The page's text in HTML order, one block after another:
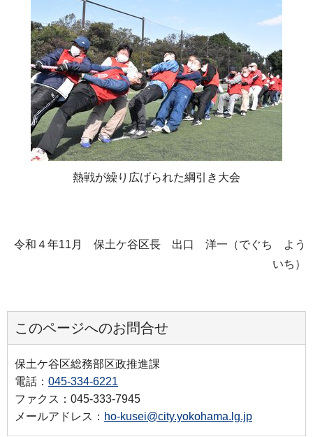
熱戦が繰り広げられた綱引き大会
令和４年11月 保土ケ谷区長 出口 洋一（でぐち よう
いち）
このページへのお問合せ
保土ケ谷区総務部区政推進課
電話： 045-334-6221
ファクス：045-333-7945
メールアドレス： ho-kusei@city.yokohama.lg.jp